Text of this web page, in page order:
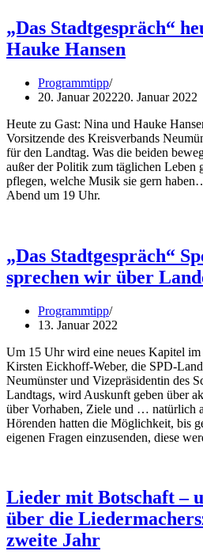
„Das Stadtgespräch“
Hauke Hansen
Programmtipp
20. Januar 202220. Januar 2022
Heute zu Gast: Nina und Hauke
Vorsitzende des Kreisverbands
für den Landtag. Was die beiden
außer der Politik zum täglichen Leben
pflegen, welche Musik sie gern
Abend um 19 Uhr.
„Das Stadtgespräch“
sprechen wir über
Programmtipp
13. Januar 2022
Um 15 Uhr wird eine neues Kapitel im
Kirsten Eickhoff-Weber, die SPD-
Neumünster und Vizepräsidentin des
Landtags, wird Auskunft geben über
über Vorhaben, Ziele und … natürlich
Hörenden hatten die Möglichkeit, bis
eigenen Fragen einzusenden, diese
Lieder mit Botschaft –
über die
zweite Jahr